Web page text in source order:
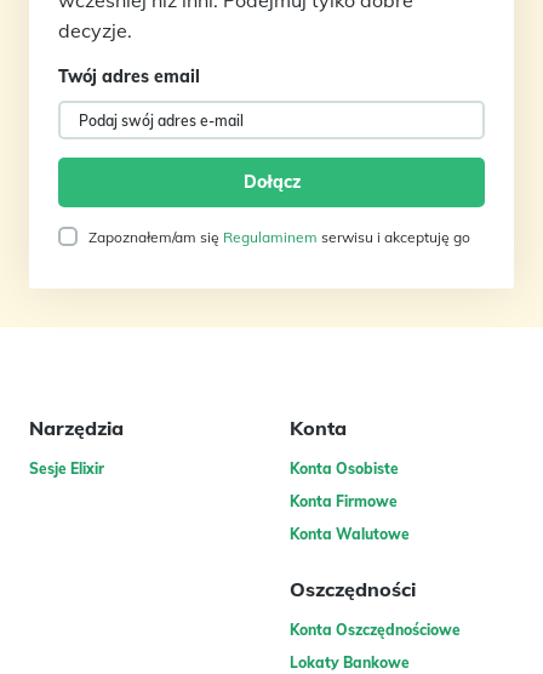
decyzje.
Twój adres email
Zapoznałem/am się Regulaminem serwisu i akceptuję go
Narzędzia
Sesje Elixir
Konta
Konta Osobiste
Konta Firmowe
Konta Walutowe
Oszczędności
Konta Oszczędnościowe
Lokaty Bankowe